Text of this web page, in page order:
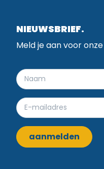
NIEUWSBRIEF.
Meld je aan voor
aanmelden